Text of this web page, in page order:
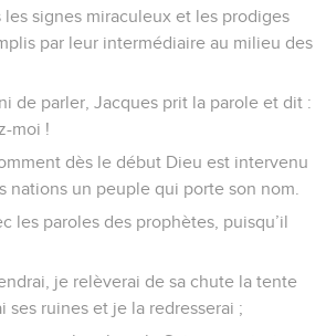
les signes miraculeux et les prodiges
par leur intermédiaire au milieu des
de parler, Jacques prit la parole et dit :
moi !
dès le début Dieu est intervenu
nations un peuple qui porte son nom.
les paroles des prophètes, puisqu’il
je relèverai de sa chute la tente
ses ruines et je la redresserai ;